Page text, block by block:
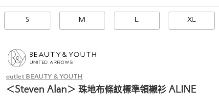
S M L XL
outlet BEAUTY & YOUTH
＜Steven Alan＞ 珠地布條紋標準領襯衫 ALINE